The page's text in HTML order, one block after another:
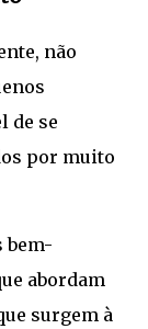
não
de se
por muito
bem-
abordam
surgem à